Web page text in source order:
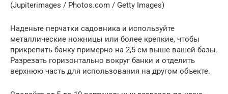
(Jupiterimages / Photos.com / Getty Images)
Наденьте перчатки садовника и используйте
металлические ножницы или более крепкие, чтобы
прикрепить банку примерно на 2,5 см выше вашей базы.
Разрезать горизонтально вокруг банки и отделить
верхнюю часть для использования на другом объекте.